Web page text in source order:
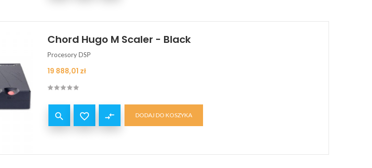
Chord Hugo M Scaler - Black
Procesory DSP
Cena
19 888,01 zł
  compare_arrows DODAJ DO KOSZYKA